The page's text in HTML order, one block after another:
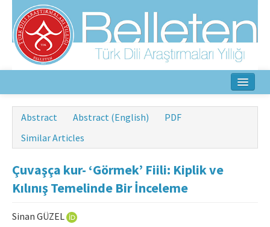
Home
Editorial Board
Author Guidelines
Abstract Abstract (English)
PDF
Similar Articles
Çuvaşça kur- ‘Görmek’ Fiili: Kiplik ve
Kılınış Temelinde Bir İnceleme
Sinan GÜZEL